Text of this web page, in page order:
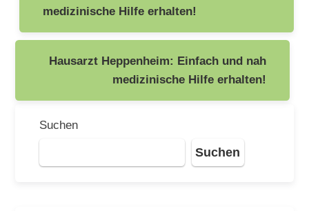
medizinische Hilfe erhalten!
Hausarzt Heppenheim: Einfach und nah
medizinische Hilfe erhalten!
Suchen
Suchen